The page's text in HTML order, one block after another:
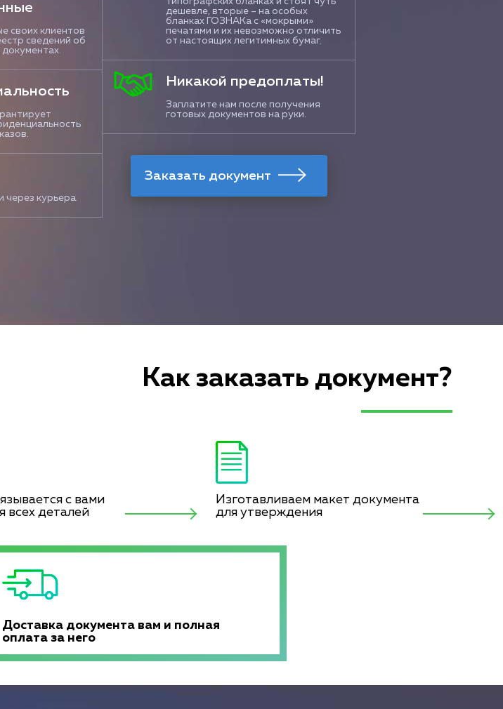
своих клиентов
сведений об
через курьера.
дешевле, вторые – на особых
бланках ГОЗНАКа с «мокрыми»
печатями и их невозможно отличить
от настоящих легитимных бумаг.
Никакой предоплаты!
Заплатите нам после получения
готовых документов на руки.
Как заказать документ?
с вами
всех деталей
Изготавливаем макет документа
для утверждения
Доставка документа вам и полная
оплата за него